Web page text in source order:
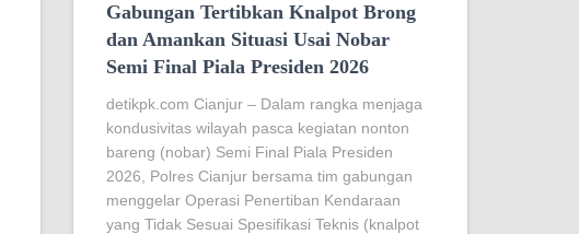
Gabungan Tertibkan Knalpot Brong
dan Amankan Situasi Usai Nobar
Semi Final Piala Presiden 2026
detikpk.com Cianjur – Dalam rangka menjaga
kondusivitas wilayah pasca kegiatan nonton
bareng (nobar) Semi Final Piala Presiden
2026, Polres Cianjur bersama tim gabungan
menggelar Operasi Penertiban Kendaraan
yang Tidak Sesuai Spesifikasi Teknis (knalpot